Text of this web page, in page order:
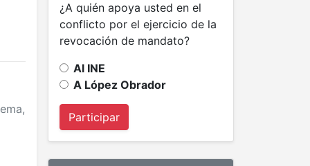
¿A quién apoya usted en el
conflicto por el ejercicio de la
revocación de mandato?
Al INE
A López Obrador
Participar